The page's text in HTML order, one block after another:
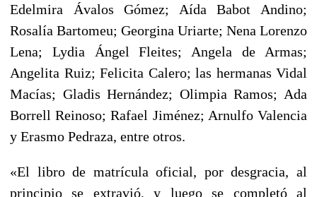
Edelmira Ávalos Gómez; Aída Babot Andino;
Rosalía Bartomeu; Georgina Uriarte; Nena Lorenzo
Lena; Lydia Ángel Fleites; Angela de Armas;
Angelita Ruiz; Felicita Calero; las hermanas Vidal
Macías; Gladis Hernández; Olimpia Ramos; Ada
Borrell Reinoso; Rafael Jiménez; Arnulfo Valencia
y Erasmo Pedraza, entre otros.
«El libro de matrícula oficial, por desgracia, al
principio se extravió, y luego se completó al